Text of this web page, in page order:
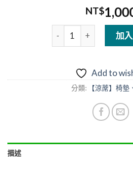
NT$
【篁城竹簾】台灣涼
加
Add to
分類: 【涼蓆】椅墊
描述